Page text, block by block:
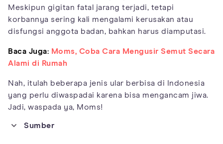
Meskipun gigitan fatal jarang terjadi, tetapi
korbannya sering kali mengalami kerusakan atau
disfungsi anggota badan, bahkan harus diamputasi.
Baca Juga: Moms, Coba Cara Mengusir Semut Secara
Alami di Rumah
Nah, itulah beberapa jenis ular berbisa di Indonesia
yang perlu diwaspadai karena bisa mengancam jiwa.
Jadi, waspada ya, Moms!
Sumber